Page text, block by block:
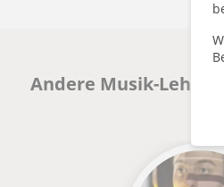
Andere Musik-